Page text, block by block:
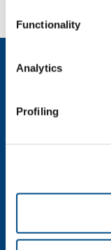
Functionality
Analytics
Profiling
Over ons
Duurzaamheid
Chemie & Pharma